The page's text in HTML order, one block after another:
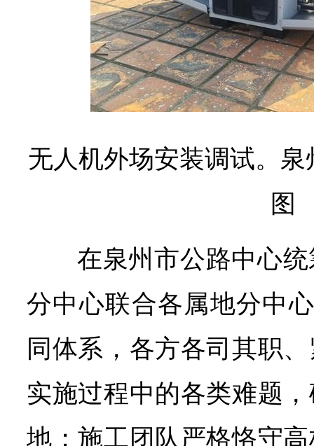
无人机外场安装调试。
图
在泉州市公路中心
分中心联合各属地分中
同体系，各方各司其职
实施过程中的各类难题
地；施工团队严格恪守